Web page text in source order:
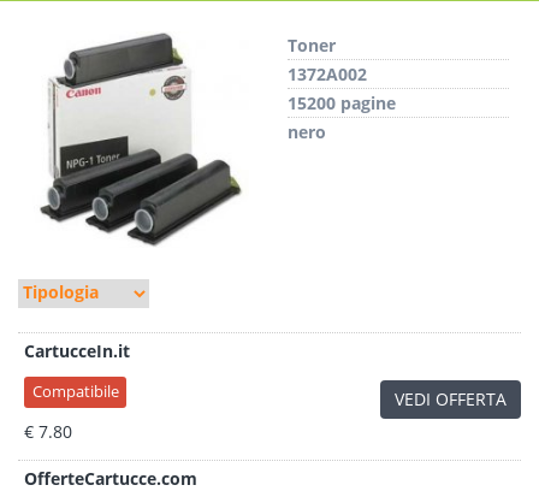
Toner
1372A002
15200 pagine
nero
CartucceIn.it
Compatibile
€ 7.80
VEDI OFFERTA
OfferteCartucce.com